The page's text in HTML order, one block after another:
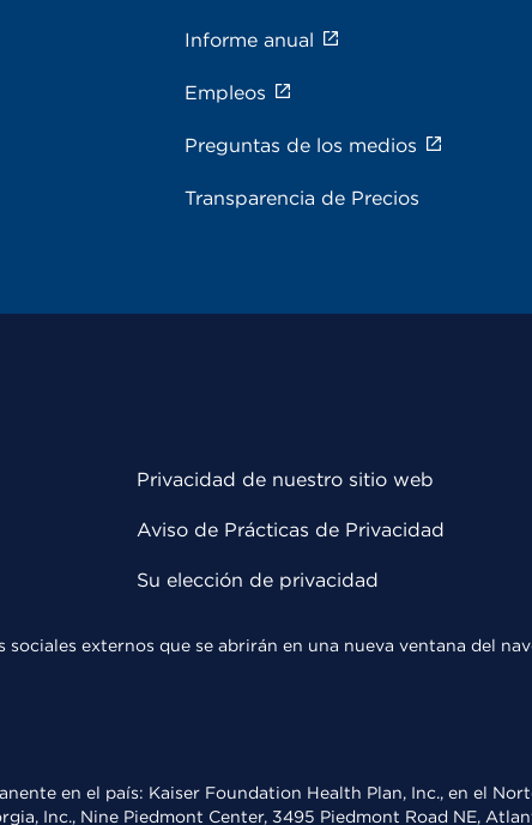
Informe anual
Empleos
Preguntas de los medios
Transparencia de Precios
Privacidad de nuestro sitio web
Aviso de Prácticas de Privacidad
Su elección de privacidad
sociales externos que se abrirán en una nueva ventana del
en el país: Kaiser Foundation Health Plan, Inc., en el
Inc., Nine Piedmont Center, 3495 Piedmont Road NE,